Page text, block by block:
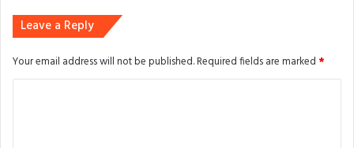
Leave a Reply
Your email address will not be published.Required fields are marked *